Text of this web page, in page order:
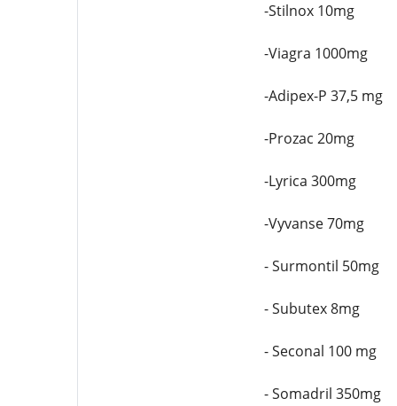
-Stilnox 10mg
-Viagra 1000mg
-Adipex-P 37,5 mg
-Prozac 20mg
-Lyrica 300mg
-Vyvanse 70mg
- Surmontil 50mg
- Subutex 8mg
- Seconal 100 mg
- Somadril 350mg